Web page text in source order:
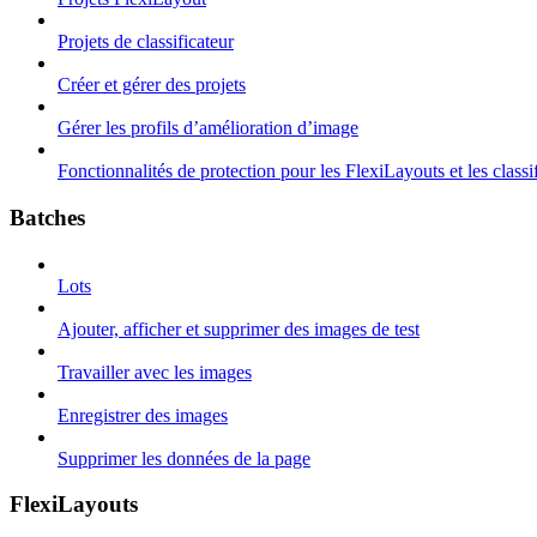
Projets de classificateur
Créer et gérer des projets
Gérer les profils d’amélioration d’image
Fonctionnalités de protection pour les FlexiLayouts et les
Batches
Lots
Ajouter, afficher et supprimer des images de test
Travailler avec les images
Enregistrer des images
Supprimer les données de la page
FlexiLayouts